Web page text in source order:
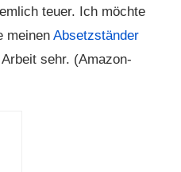
teuer. Ich möchte
meinen Absetzständer
sehr. (Amazon-